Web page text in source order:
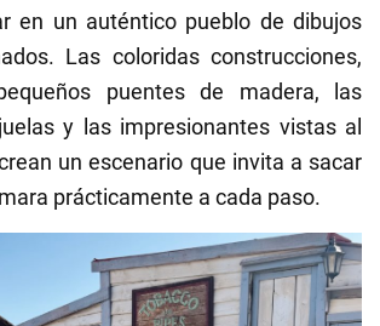
en un auténtico pueblo de dibujos
Las coloridas construcciones,
puentes de madera, las
y las impresionantes vistas al
un escenario que invita a sacar
prácticamente a cada paso.